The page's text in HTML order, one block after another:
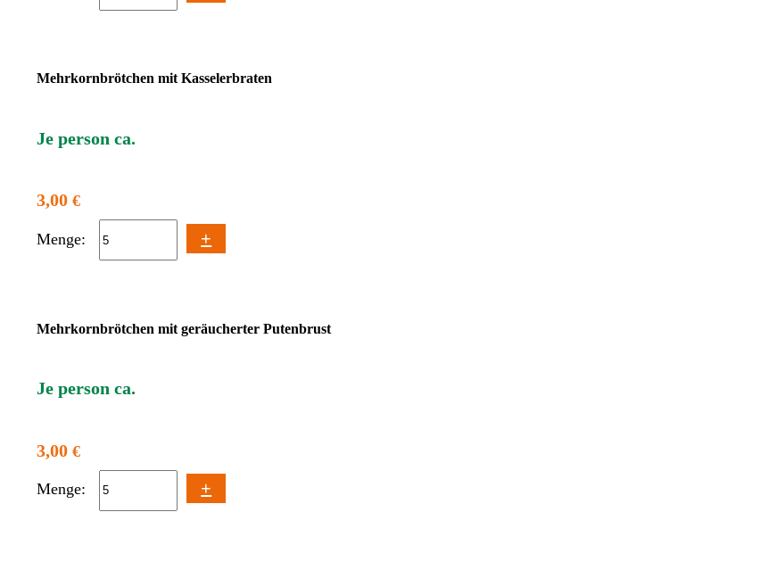
Mehrkornbrötchen mit Kasselerbraten
Je person ca.
3,00€
Menge: +
Mehrkornbrötchen mit geräucherter Putenbrust
Je person ca.
3,00€
Menge: +